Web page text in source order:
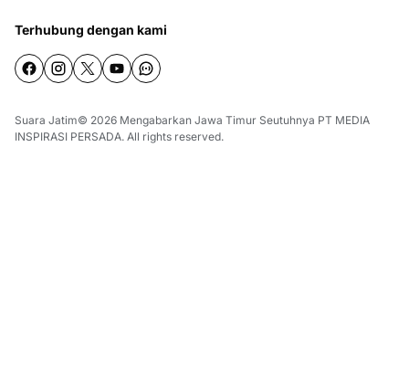
Terhubung dengan kami
Suara Jatim© 2026 Mengabarkan Jawa Timur Seutuhnya PT MEDIA
INSPIRASI PERSADA. All rights reserved.